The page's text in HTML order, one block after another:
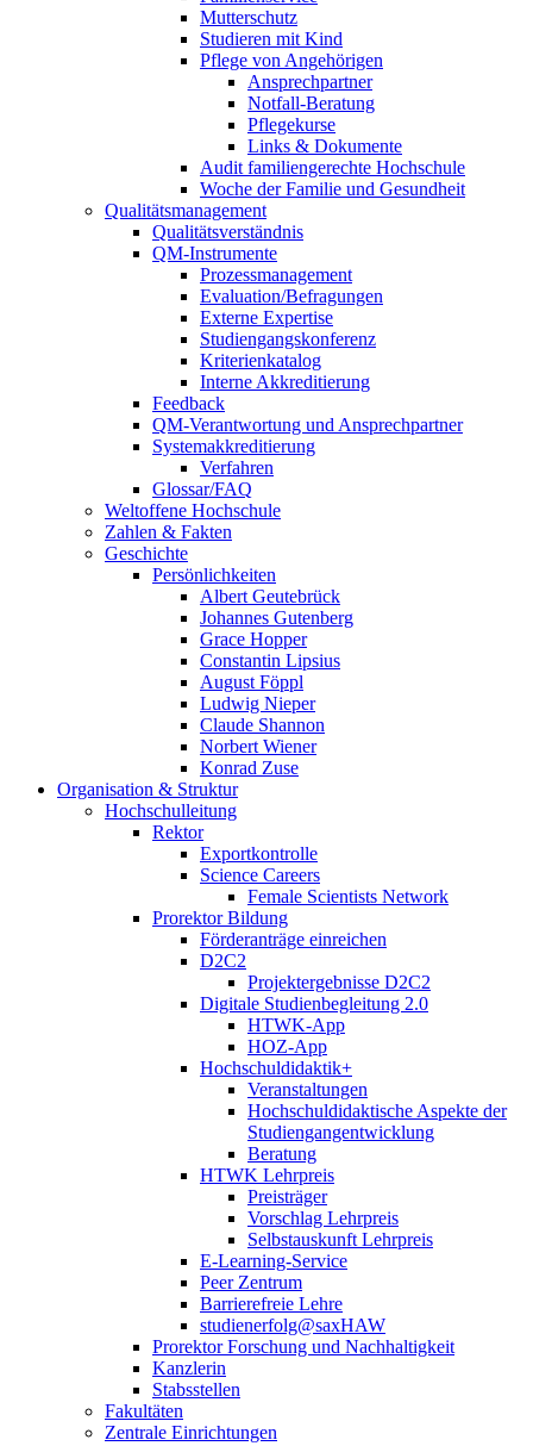
Mutterschutz
Studieren mit Kind
Pflege von Angehörigen
Ansprechpartner
Notfall-Beratung
Pflegekurse
Links & Dokumente
Audit familiengerechte Hochschule
Woche der Familie und Gesundheit
Qualitätsmanagement
Qualitätsverständnis
QM-Instrumente
Prozessmanagement
Evaluation/Befragungen
Externe Expertise
Studiengangskonferenz
Kriterienkatalog
Interne Akkreditierung
Feedback
QM-Verantwortung und Ansprechpartner
Systemakkreditierung
Verfahren
Glossar/FAQ
Weltoffene Hochschule
Zahlen & Fakten
Geschichte
Persönlichkeiten
Albert Geutebrück
Johannes Gutenberg
Grace Hopper
Constantin Lipsius
August Föppl
Ludwig Nieper
Claude Shannon
Norbert Wiener
Konrad Zuse
Organisation & Struktur
Hochschulleitung
Rektor
Exportkontrolle
Science Careers
Female Scientists Network
Prorektor Bildung
Förderanträge einreichen
D2C2
Projektergebnisse D2C2
Digitale Studienbegleitung 2.0
HTWK-App
HOZ-App
Hochschuldidaktik+
Veranstaltungen
Hochschuldidaktische Aspekte der
Studiengangentwicklung
Beratung
HTWK Lehrpreis
Preisträger
Vorschlag Lehrpreis
Selbstauskunft Lehrpreis
E-Learning-Service
Peer Zentrum
Barrierefreie Lehre
studienerfolg@saxHAW
Prorektor Forschung und Nachhaltigkeit
Kanzlerin
Stabsstellen
Fakultäten
Zentrale Einrichtungen